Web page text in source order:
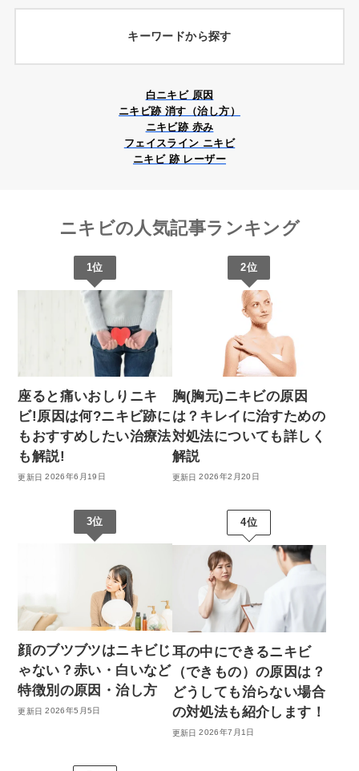
ンケアに加え、必要に応じて専門のクリニックで診察を受
けることで、症状の悪化を防ぐことができます。
渋クリPick!
＼予約前にもっと詳しく知りたい方／
クレーター治療は、ニキビ跡が原因で凹凸になった肌をな
めらかに整えるための治療です。クレーター状のニキビ跡
改善することは難しく、専門的なアプローチが必要です。
治療方法には、レーザー治療やダーマペン、ピーリングな
どがあり、肌質や症状に合わせて選択されます。早めに治
マッサージピール
ダーマペン
ニキビ跡治療は、ニキビが治った後に残る赤みや色素沈
着、凹凸を改善するための治療です。
赤みや色素沈着の場合、ターンオーバーを促進するスキン
きかけるアプローチが必要です。ニキビ跡の種類や肌質に
応じて最適な治療法が異なるため、専門のクリニックで診
察を受け、自分に合った治療を選ぶことが大切です。
渋クリPick!
イオン導入
ヤグレーザー
ポテンツァ
スキンケアでは保湿やターンオーバーのサポートが重要で
すが、クリニックで行う治療では、レーザーやピーリン
グ、イオン導入などが効果的です。これらの施術は、肌の
キメを整えたり、透明感を引き出すだけでなく、ハリや弾
力を取り戻すことも期待できます。自分の肌悩みに合った
アプローチを選ぶことで、より健やかで美しい肌を目指せ
渋クリPick!
Qスイッチヤグレーザー
キーワードから探す
白ニキビ 原因
ニキビ跡 消す（治し方）
ニキビ跡 赤み
フェイスライン ニキビ
ニキビ 跡 レーザー
ニキビの人気記事ランキング
1位
座ると痛いおしりニキ
ビ!原因は何?ニキビ跡に
もおすすめしたい治療法
も解説!
2026年6月19日
2位
胸(胸元)ニキビの原因
は？キレイに治すための
対処法についても詳しく
解説
2026年2月20日
3位
顔のブツブツはニキビじ
ゃない？赤い・白いなど
特徴別の原因・治し方
2026年5月5日
4位
耳の中にできるニキビ
（できもの）の原因は？
どうしても治らない場合
の対処法も紹介します！
2026年7月1日